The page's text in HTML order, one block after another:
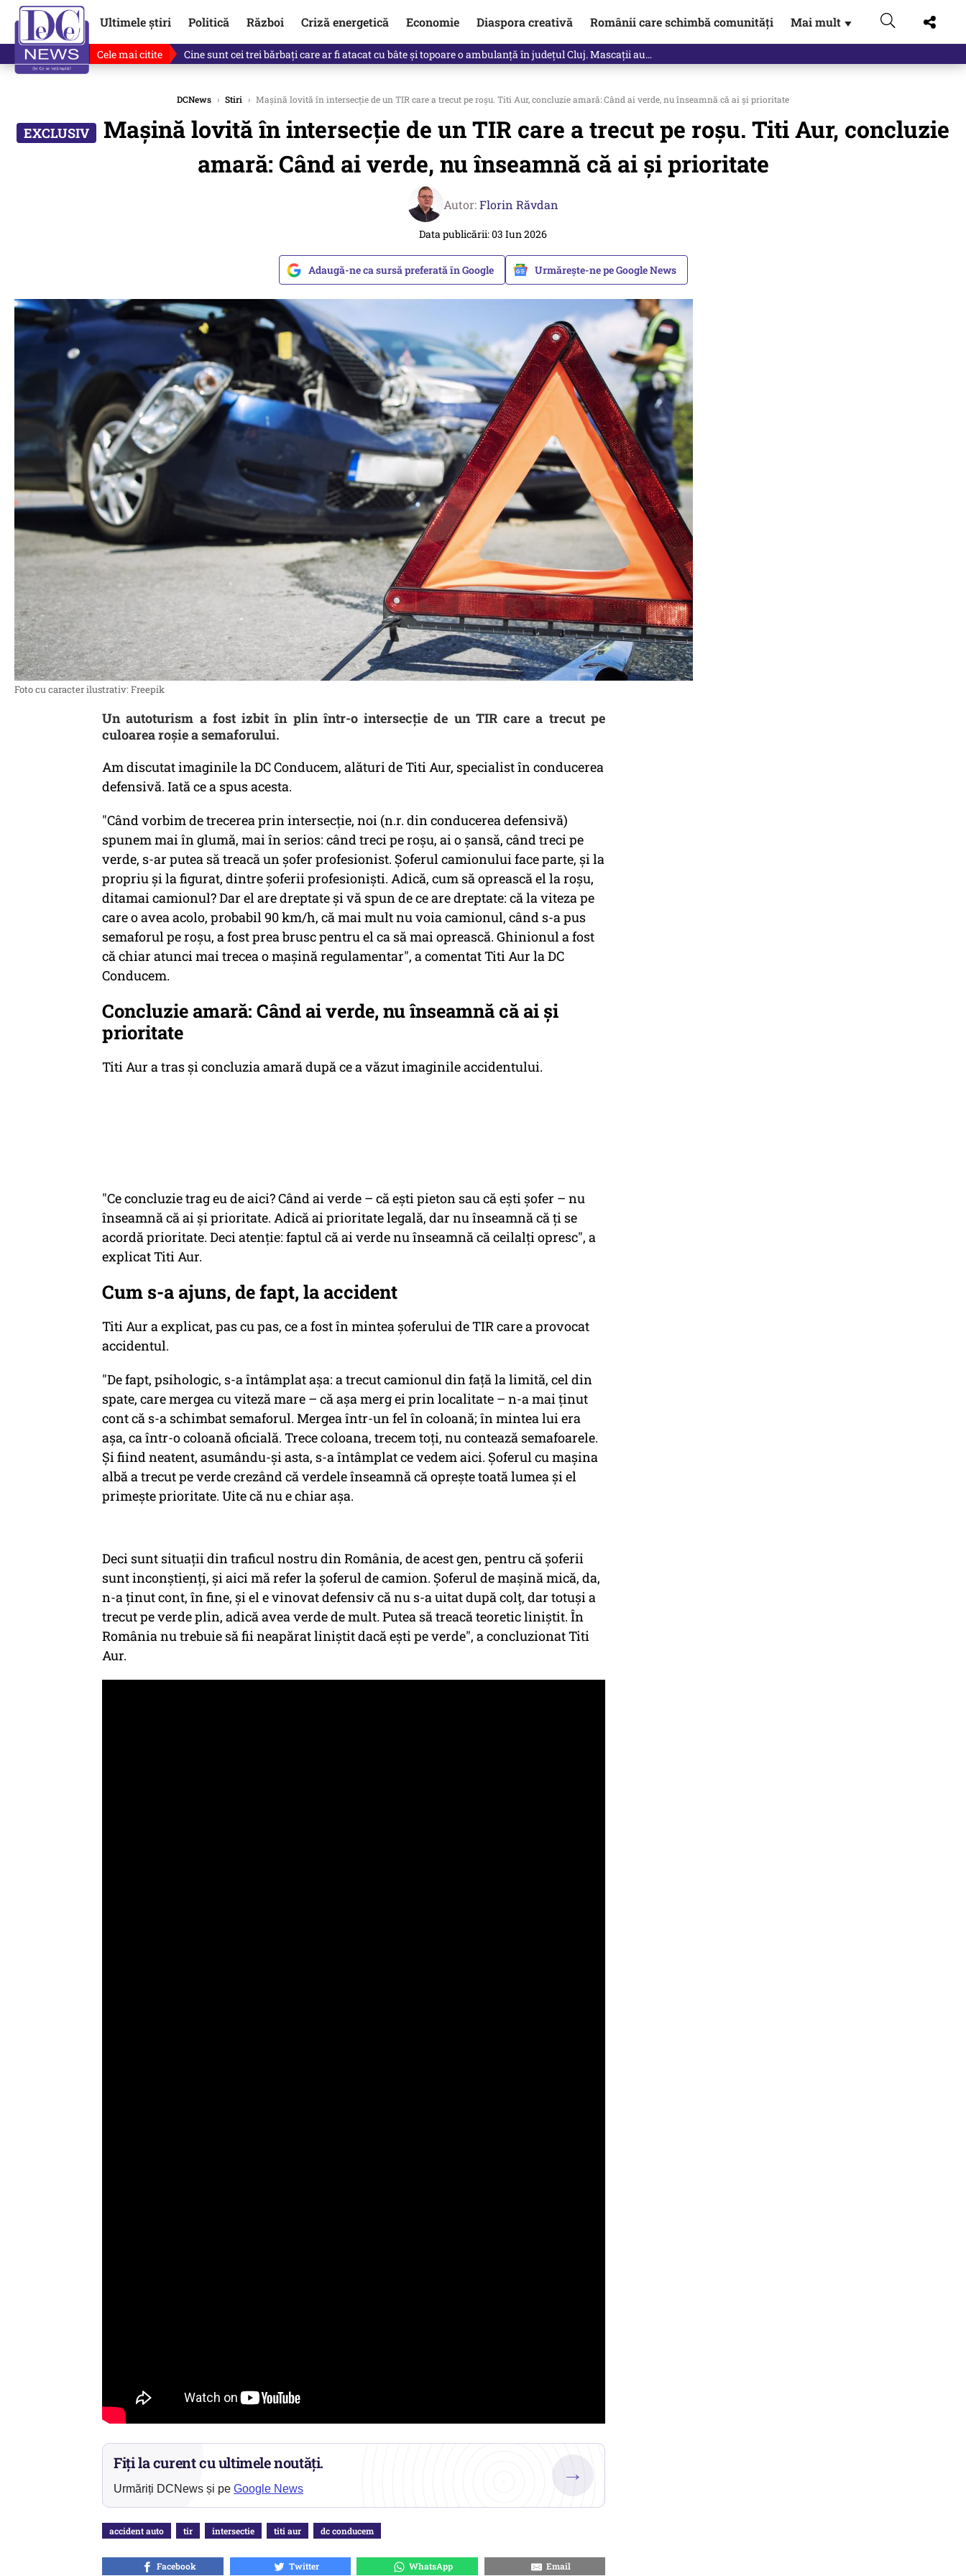
Ultimele știri Politică Război Criză energetică Economie Diaspora creativă Românii care schimbă comunități Mai mult ▼
Cele mai citite Cine sunt cei trei bărbați care ar fi atacat cu bâte și topoare o ambulanță în județul Cluj. Mascații au…
DCNews › Stiri › Maşină lovită în intersecţie de un TIR care a trecut pe roşu. Titi Aur, concluzie amară: Când ai verde, nu înseamnă că ai şi prioritate
Maşină lovită în intersecţie de un TIR care a trecut pe roşu. Titi Aur, concluzie
amară: Când ai verde, nu înseamnă că ai şi prioritate
Autor:Florin Răvdan
Data publicării: 03 Iun 2026
Adaugă-ne ca sursă preferată în Google Urmărește-ne pe Google News
Foto cu caracter ilustrativ: Freepik
Un autoturism a fost izbit în plin într-o intersecţie de un TIR care a trecut pe
culoarea roşie a semaforului.
Am discutat imaginile la DC Conducem, alături de Titi Aur, specialist în conducerea
defensivă. Iată ce a spus acesta.
"Când vorbim de trecerea prin intersecție, noi (n.r. din conducerea defensivă)
spunem mai în glumă, mai în serios: când treci pe roșu, ai o șansă, când treci pe
verde, s-ar putea să treacă un șofer profesionist. Șoferul camionului face parte, și la
propriu și la figurat, dintre șoferii profesioniști. Adică, cum să oprească el la roșu,
ditamai camionul? Dar el are dreptate și vă spun de ce are dreptate: că la viteza pe
care o avea acolo, probabil 90 km/h, că mai mult nu voia camionul, când s-a pus
semaforul pe roșu, a fost prea brusc pentru el ca să mai oprească. Ghinionul a fost
că chiar atunci mai trecea o mașină regulamentar", a comentat Titi Aur la DC
Conducem.
Concluzie amară: Când ai verde, nu înseamnă că ai şi
prioritate
Titi Aur a tras şi concluzia amară după ce a văzut imaginile accidentului.
"Ce concluzie trag eu de aici? Când ai verde – că ești pieton sau că ești șofer – nu
înseamnă că ai și prioritate. Adică ai prioritate legală, dar nu înseamnă că ți se
acordă prioritate. Deci atenție: faptul că ai verde nu înseamnă că ceilalți opresc", a
explicat Titi Aur.
Cum s-a ajuns, de fapt, la accident
Titi Aur a explicat, pas cu pas, ce a fost în mintea şoferului de TIR care a provocat
accidentul.
"De fapt, psihologic, s-a întâmplat așa: a trecut camionul din față la limită, cel din
spate, care mergea cu viteză mare – că așa merg ei prin localitate – n-a mai ținut
cont că s-a schimbat semaforul. Mergea într-un fel în coloană; în mintea lui era
așa, ca într-o coloană oficială. Trece coloana, trecem toți, nu contează semafoarele.
Și fiind neatent, asumându-și asta, s-a întâmplat ce vedem aici. Șoferul cu mașina
albă a trecut pe verde crezând că verdele înseamnă că oprește toată lumea şi el
primeşte prioritate. Uite că nu e chiar așa.
Deci sunt situații din traficul nostru din România, de acest gen, pentru că șoferii
sunt inconștienți, și aici mă refer la șoferul de camion. Șoferul de mașină mică, da,
n-a ținut cont, în fine, și el e vinovat defensiv că nu s-a uitat după colț, dar totuși a
trecut pe verde plin, adică avea verde de mult. Putea să treacă teoretic liniștit. În
România nu trebuie să fii neapărat liniștit dacă ești pe verde", a concluzionat Titi
Aur.
Fiți la curent cu ultimele noutăți.
Urmăriți DCNews și pe Google News
→
accident auto tir intersectie titi aur dc conducem
Facebook Twitter WhatsApp Email